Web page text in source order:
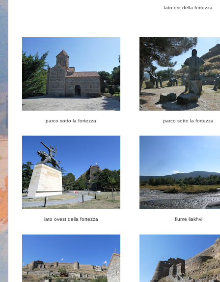
lato est della fortezza
parco sotto la fortezza parco sotto la fortezza
lato ovest della fortezza fiume liakhvi